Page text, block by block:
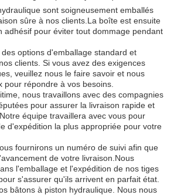
sont soigneusement emballés
sûre à nos clients.La boîte est ensuite
adhésif pour éviter tout dommage pendant
options d'emballage standard et
clients. Si vous avez des exigences
veuillez nous le faire savoir et nous
pour répondre à vos besoins.
nous travaillons avec des compagnies
pour assurer la livraison rapide et
équipe travaillera avec vous pour
d'expédition la plus appropriée pour votre
fournirons un numéro de suivi afin que
de votre livraison.Nous
l'emballage et l'expédition de nos tiges
s'assurer qu'ils arrivent en parfait état.
bâtons à piston hydraulique. Nous nous